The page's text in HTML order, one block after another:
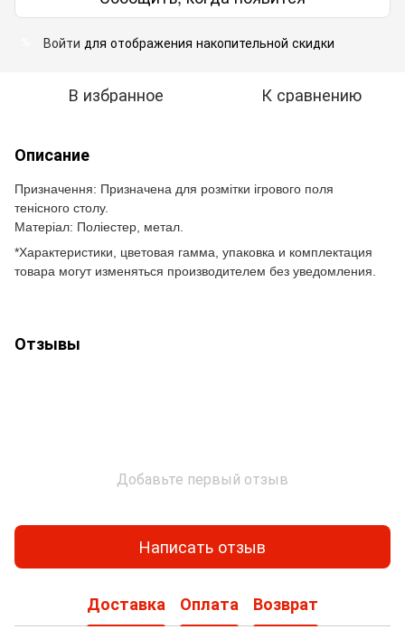
Войти для отображения накопительной скидки
В избранное К сравнению
Описание
Призначення: Призначена для розмітки ігрового поля
тенісного столу.
Матеріал: Поліестер, метал.
*Характеристики, цветовая гамма, упаковка и комплектация
товара могут изменяться производителем без уведомления.
Отзывы
Добавьте первый отзыв
Написать отзыв
Доставка Оплата Возврат